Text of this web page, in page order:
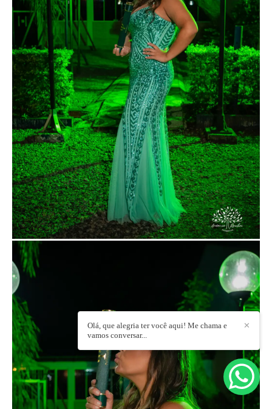
✕
Olá, que alegria ter você aqui! Me chama e
vamos conversar...